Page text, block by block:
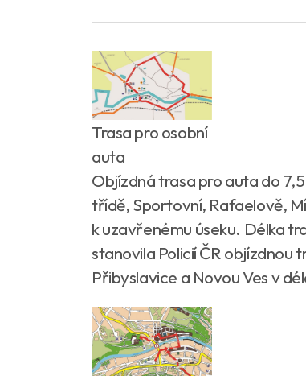
Trasa pro osobní
auta
Objízdná trasa pro auta do
třídě, Sportovní, Rafaelově,
k uzavřenému úseku. Délka
stanovila Policií ČR objízdnou
Přibyslavice a Novou Ves v